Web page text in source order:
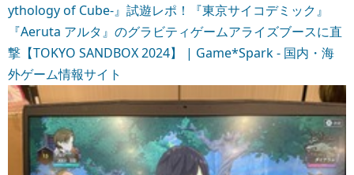
ythology of Cube-』試遊レポ！『東京サイコデミック』
『Aeruta アルタ』のグラビティゲームアライズブースに直
撃【TOKYO SANDBOX 2024】 | Game*Spark - 国内・海
外ゲーム情報サイト